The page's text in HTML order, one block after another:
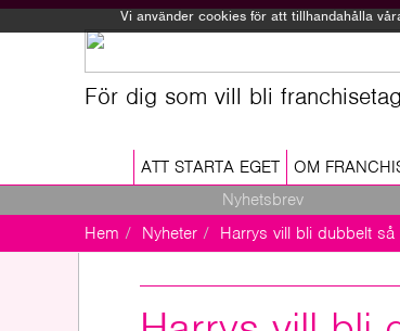
Vi använder cookies för att tillhandahålla
För dig som vill bli
ATT STARTA EGET OM
Nyhetsbrev
Hem
Nyheter Harrys vill bli dubbelt så